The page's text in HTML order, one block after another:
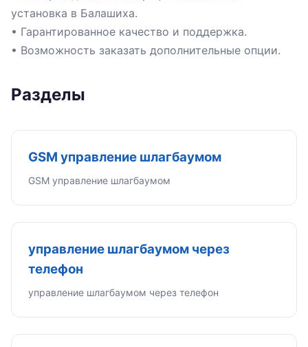
установка в Балашиха.
• Гарантированное качество и поддержка.
• Возможность заказать дополнительные опции.
Разделы
GSM управление шлагбаумом
GSM управление шлагбаумом
управление шлагбаумом через
телефон
управление шлагбаумом через телефон